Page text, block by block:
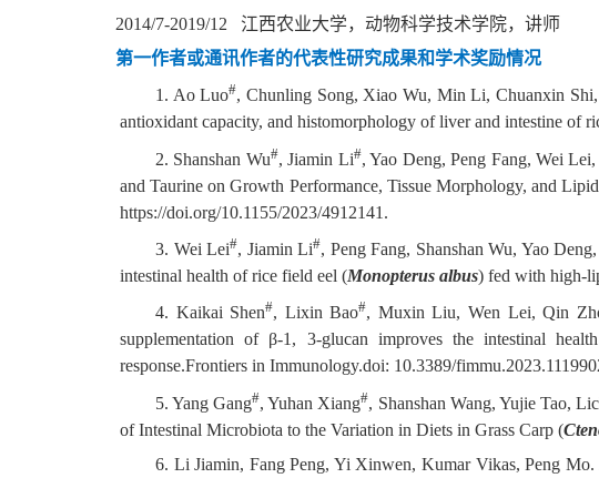
2014/7-2019/12 江西农业大学，动物科学技术学院，讲师
第一作者或通讯作者的代表性研究成果和学术奖励情况
1. Ao Luo#, Chunling Song, Xiao Wu, Min Li, Chuanxin
antioxidant capacity, and histomorphology of liver and intestine of
2. Shanshan Wu#, Jiamin Li#, Yao Deng, Peng Fang, Wei
and Taurine on Growth Performance, Tissue Morphology, and
https://doi.org/10.1155/2023/4912141.
3. Wei Lei#, Jiamin Li#, Peng Fang, Shanshan Wu, Yao
intestinal health of rice field eel (Monopterus albus) fed with high-
4. Kaikai Shen#, Lixin Bao#, Muxin Liu, Wen Lei, Qin
supplementation of β-1, 3-glucan improves the intestinal
response.Frontiers in Immunology.doi: 10.3389/
5. Yang Gang#, Yuhan Xiang#, Shanshan Wang, Yujie Tao,
of Intestinal Microbiota to the Variation in Diets in Grass Carp (
6. Li Jiamin, Fang Peng, Yi Xinwen, Kumar Vikas, Peng Mo.